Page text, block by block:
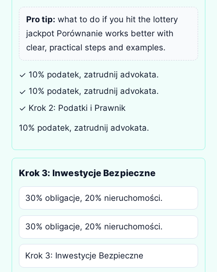
Pro tip: what to do if you hit the lottery
jackpot Porównanie works better with
clear, practical steps and examples.
✓ 10% podatek, zatrudnij advokata.
✓ 10% podatek, zatrudnij advokata.
✓ Krok 2: Podatki i Prawnik
10% podatek, zatrudnij advokata.
Krok 3: Inwestycje Bezpieczne
30% obligacje, 20% nieruchomości.
30% obligacje, 20% nieruchomości.
Krok 3: Inwestycje Bezpieczne